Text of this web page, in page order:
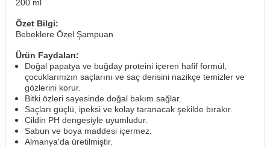
200 ml
Özet Bilgi:
Bebeklere Özel Şampuan
Ürün Faydaları:
Doğal papatya ve buğday proteini içeren hafif formül,
çocuklarınızın saçlarını ve saç derisini nazikçe temizler ve
gözlerini korur.
Bitki özleri sayesinde doğal bakım sağlar.
Saçları güçlü, ipeksi ve kolay taranacak şekilde bırakır.
Cildin PH dengesiyle uyumludur.
Sabun ve boya maddesi içermez.
Almanya'da üretilmiştir.